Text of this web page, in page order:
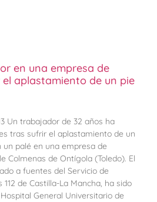
en una empresa de
aplastamiento de un pie
Un trabajador de 32 años ha
tras sufrir el aplastamiento de un
palé en una empresa de
Colmenas de Ontígola (Toledo). El
a fuentes del Servicio de
de Castilla-La Mancha, ha sido
General Universitario de